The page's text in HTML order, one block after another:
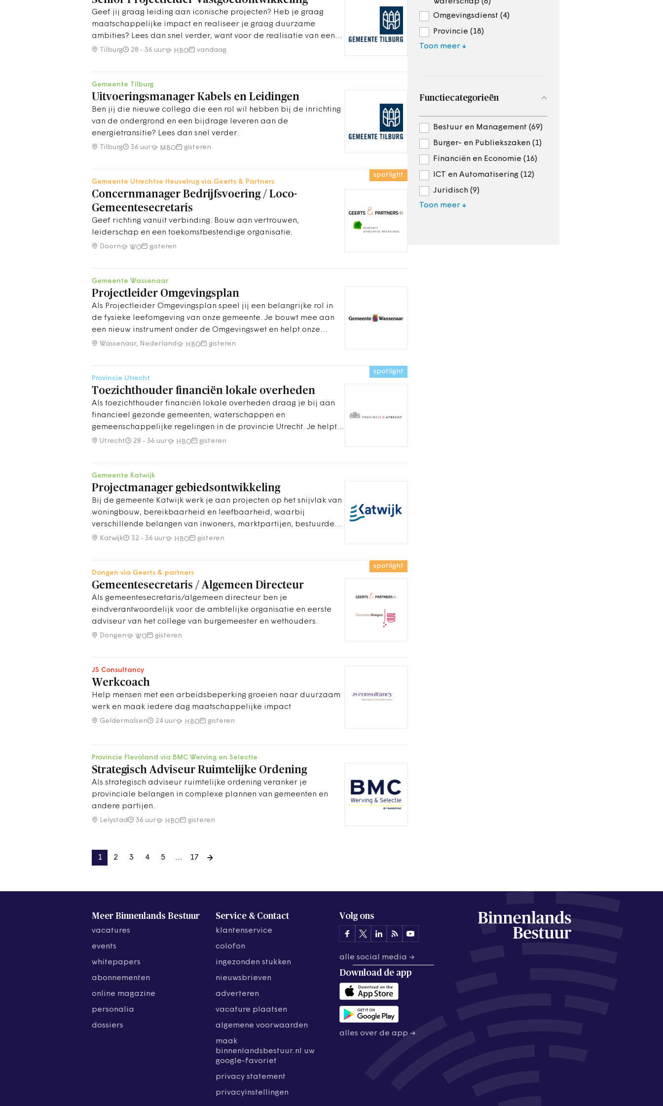
Omgevingsdienst (4)
Provincie (18)
Toon meer
Functiecategorieën
Bestuur en Management (69)
Burger- en Publiekszaken (1)
Financiën en Economie (16)
ICT en Automatisering (12)
Juridisch (9)
Toon meer
Geef jij graag leiding aan iconische projecten? Heb je graag
maatschappelijke impact en realiseer je graag duurzame
ambities? Lees dan snel verder, want voor de realisatie van een
ambitieus investeringsportefeuille zijn we mogelijk op zoek naar
Tilburg 28 - 36 uur HBO vandaag
Gemeente Tilburg
Uitvoeringsmanager Kabels en Leidingen
Ben jij die nieuwe collega die een rol wil hebben bij de inrichting
van de ondergrond en een bijdrage leveren aan de
energietransitie? Lees dan snel verder.
Tilburg 36 uur MBO gisteren
spotlight
Gemeente Utrechtse Heuvelrug via Geerts & Partners
Concernmanager Bedrijfsvoering / Loco-
Gemeentesecretaris
Geef richting vanuit verbinding. Bouw aan vertrouwen,
leiderschap en een toekomstbestendige organisatie.
Doorn WO gisteren
Gemeente Wassenaar
Projectleider Omgevingsplan
Als Projectleider Omgevingsplan speel jij een belangrijke rol in
de fysieke leefomgeving van onze gemeente. Je bouwt mee aan
een nieuw instrument onder de Omgevingswet en helpt onze
organisatie hierin verder.
Wassenaar, Nederland HBO gisteren
spotlight
Provincie Utrecht
Toezichthouder financiën lokale overheden
Als toezichthouder financiën lokale overheden draag je bij aan
financieel gezonde gemeenten, waterschappen en
gemeenschappelijke regelingen in de provincie Utrecht. Je helpt
risico’s vroeg te signaleren, adviseert bestuurders en zorgt voor
Utrecht 28 - 36 uur HBO gisteren
Gemeente Katwijk
Projectmanager gebiedsontwikkeling
Bij de gemeente Katwijk werk je aan projecten op het snijvlak van
woningbouw, bereikbaarheid en leefbaarheid, waarbij
verschillende belangen van inwoners, marktpartijen, bestuurders
en regionale partners samenkomen.&nbsp;
Katwijk 32 - 36 uur HBO gisteren
spotlight
Dongen via Geerts & partners
Gemeentesecretaris / Algemeen Directeur
Als gemeentesecretaris/algemeen directeur ben je
eindverantwoordelijk voor de ambtelijke organisatie en eerste
adviseur van het college van burgemeester en wethouders.
Dongen WO gisteren
JS Consultancy
Werkcoach
Help mensen met een arbeidsbeperking groeien naar duurzaam
werk en maak iedere dag maatschappelijke impact
Geldermalsen 24 uur HBO gisteren
Provincie Flevoland via BMC Werving en Selectie
Strategisch Adviseur Ruimtelijke Ordening
Als strategisch adviseur ruimtelijke ordening veranker je
provinciale belangen in complexe plannen van gemeenten en
andere partijen.
Lelystad 36 uur HBO gisteren
1 2 3 4 5 … 17
Meer Binnenlands Bestuur
vacatures
events
whitepapers
abonnementen
online magazine
personalia
dossiers
Service & Contact
klantenservice
colofon
ingezonden stukken
nieuwsbrieven
adverteren
vacature plaatsen
algemene voorwaarden
maak
binnenlandsbestuur.nl uw
google-favoriet
privacy statement
privacyinstellingen
Volg ons
alle social media →
Download de app
alles over de app →